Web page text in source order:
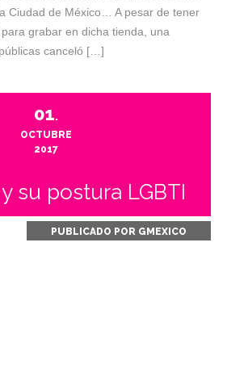
Ciudad de México… A pesar de tener
grabar en dicha tienda, una
canceló […]
01.
OCTUBRE
2017
su postura LGBTI
PUBLICADO POR GMEXICO